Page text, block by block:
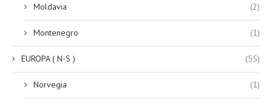
Moldavia (2)
Montenegro (1)
EUROPA ( N-S ) (55)
Norvegia (1)